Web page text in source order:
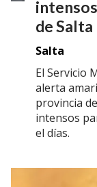
de Salta
Salta
El Servicio
alerta
provincia
intensos
el días.